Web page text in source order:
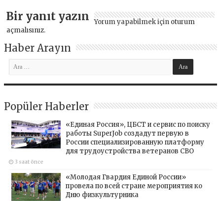
Bir yanıt yazın Yorum yapabilmek için oturum
açmalısınız.
Haber Arayın
Popüler Haberler
«Единая Россия», ЦБСТ и сервис по поиску
работы SuperJob создадут первую в
России специализированную платформу
для трудоустройства ветеранов СВО
3 saat önce
«Молодая Гвардия Единой России»
провела по всей стране мероприятия ко
Дню физкультурника